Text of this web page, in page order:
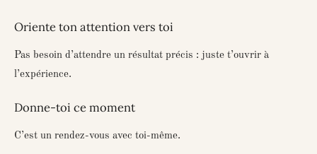
Oriente ton attention vers toi
Pas besoin d’attendre un résultat précis : juste t’ouvrir à
l’expérience.
Donne-toi ce moment
C’est un rendez-vous avec toi-même.